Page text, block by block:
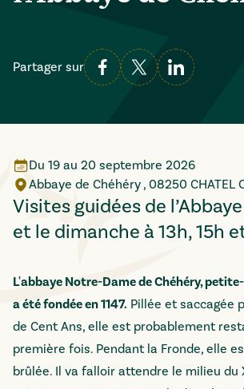
Partager sur
Du 19 au 20 septembre 2026
Abbaye de Chéhéry , 08250 CHATEL
Visites guidées de
et le dimanche à 13h, 15h
L'abbaye Notre-Dame de Chéhéry,
a été fondée en 1147. Pillée et saccagée
de Cent Ans, elle est probablement
première fois. Pendant la Fronde, elle
brûlée. Il va falloir attendre le milieu du